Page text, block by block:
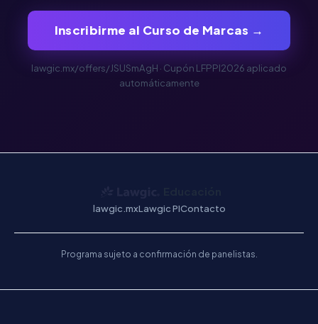
Inscribirme al Curso de Marcas →
lawgic.mx/offers/JSUSmAgH · Cupón LFPPI2026 aplicado
automáticamente
lawgic.mxLawgic PIContacto
Programa sujeto a confirmación de panelistas.